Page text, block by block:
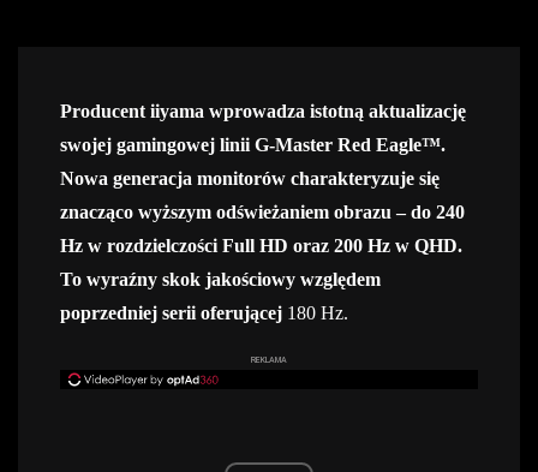
Producent iiyama wprowadza istotną aktualizację
swojej gamingowej linii G-Master Red Eagle™.
Nowa generacja monitorów charakteryzuje się
znacząco wyższym odświeżaniem obrazu – do 240
Hz w rozdzielczości Full HD oraz 200 Hz w QHD.
To wyraźny skok jakościowy względem
poprzedniej serii oferującej 180 Hz.
REKLAMA